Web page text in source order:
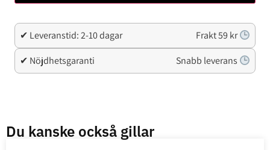
✔ Leveranstid: 2-10 dagar
Frakt 59 kr
✔ Nöjdhetsgaranti
Snabb leverans
Du kanske också gillar